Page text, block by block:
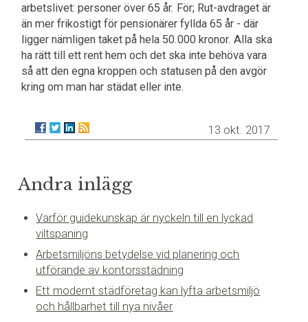
arbetslivet: personer över 65 år. För; Rut-avdraget är
än mer frikostigt för pensionärer fyllda 65 år - där
ligger nämligen taket på hela 50.000 kronor. Alla ska
ha rätt till ett rent hem och det ska inte behöva vara
så att den egna kroppen och statusen på den avgör
kring om man har städat eller inte.
13 okt. 2017
Andra inlägg
Varför guidekunskap är nyckeln till en lyckad
viltspaning
Arbetsmiljöns betydelse vid planering och
utförande av kontorsstädning
Ett modernt städföretag kan lyfta arbetsmiljö
och hållbarhet till nya nivåer